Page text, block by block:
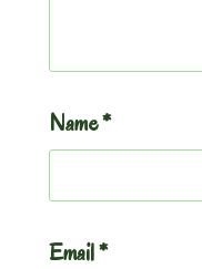
Name*
Email*